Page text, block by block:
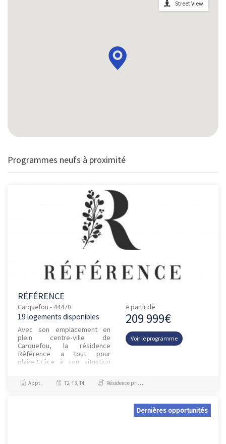
Street View
Programmes neufs à proximité
RÉFÉRENCE
Carquefou - 44470
19 logements disponibles
Avec son emplacement en
plein centre-ville de
Carquefou, la résidence
Référence a tout pour
plaire.Grâce à son situation
plaisir de bénéficier de toutes
les comm...
À partir de
209 999€
Voir le programme
Appt. T2, T3, T4 Résidence principale / PTZ, Investissement et Défiscalisation
Dernières opportunités